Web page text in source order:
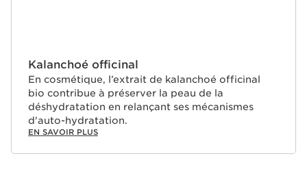
Kalanchoé officinal
En cosmétique, l’extrait de kalanchoé officinal
bio contribue à préserver la peau de la
déshydratation en relançant ses mécanismes
d'auto-hydratation.
EN SAVOIR PLUS